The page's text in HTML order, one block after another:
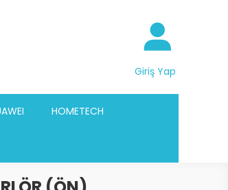
Giriş Yap
HOMETECH